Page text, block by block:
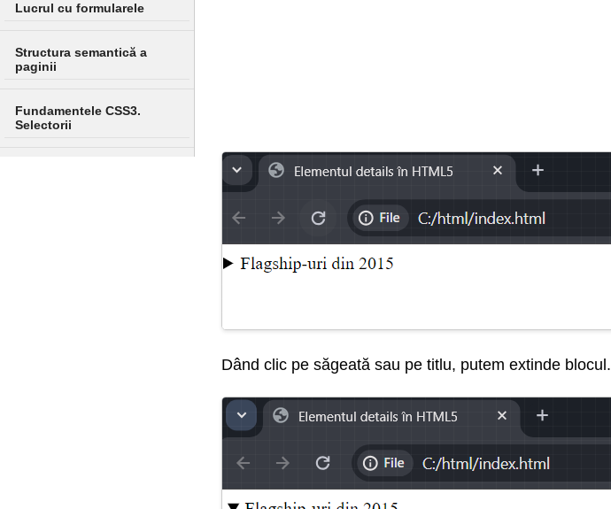
Lucrul cu formularele
Structura semantică a
paginii
Fundamentele CSS3.
Selectorii
Dând clic pe săgeată sau pe titlu, putem extinde blocul.